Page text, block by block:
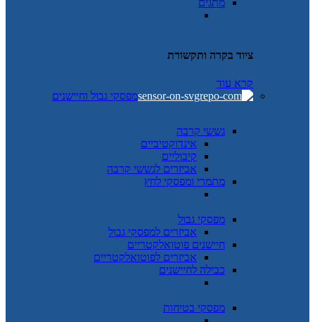
מתגים
ציוד בקרה ותקשורת
קרא עוד
מפסקי גבול וחיישנים
גששי קרבה
אינדוקטיביים
קיבוליים
אביזרים לגששי קרבה
מתמרי ומפסקי לחץ
מפסקי גבול
אביזרים למפסקי גבול
חיישנים פוטואלקטריים
אביזרים לפוטואלקטריים
כבילה לחיישנים
מפסקי בטיחות